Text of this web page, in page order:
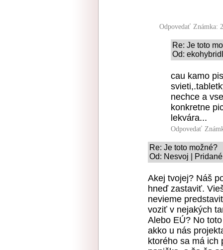
Odpovedať Známka:
Re: Je toto
Od:
cau kamo
nechce a
konkretne
lekvára...
Odpovedať
Re: Je toto možné?
Od: Nesvoj |
Akej tvojej? Náš
hneď zastaviť.
nevieme
voziť v nejakých
Alebo EÚ? No
akko u nás
ktorého sa má ich